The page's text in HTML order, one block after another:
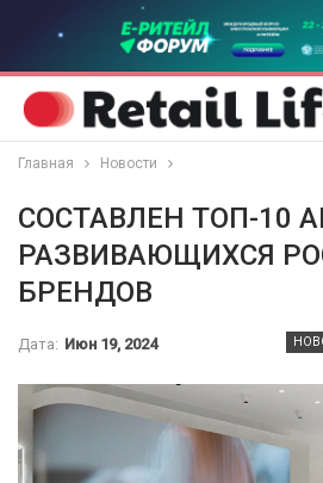
Главная Новости
СОСТАВЛЕН ТОП-10
РАЗВИВАЮЩИХСЯ
БРЕНДОВ
Дата: Июн 19, 2024